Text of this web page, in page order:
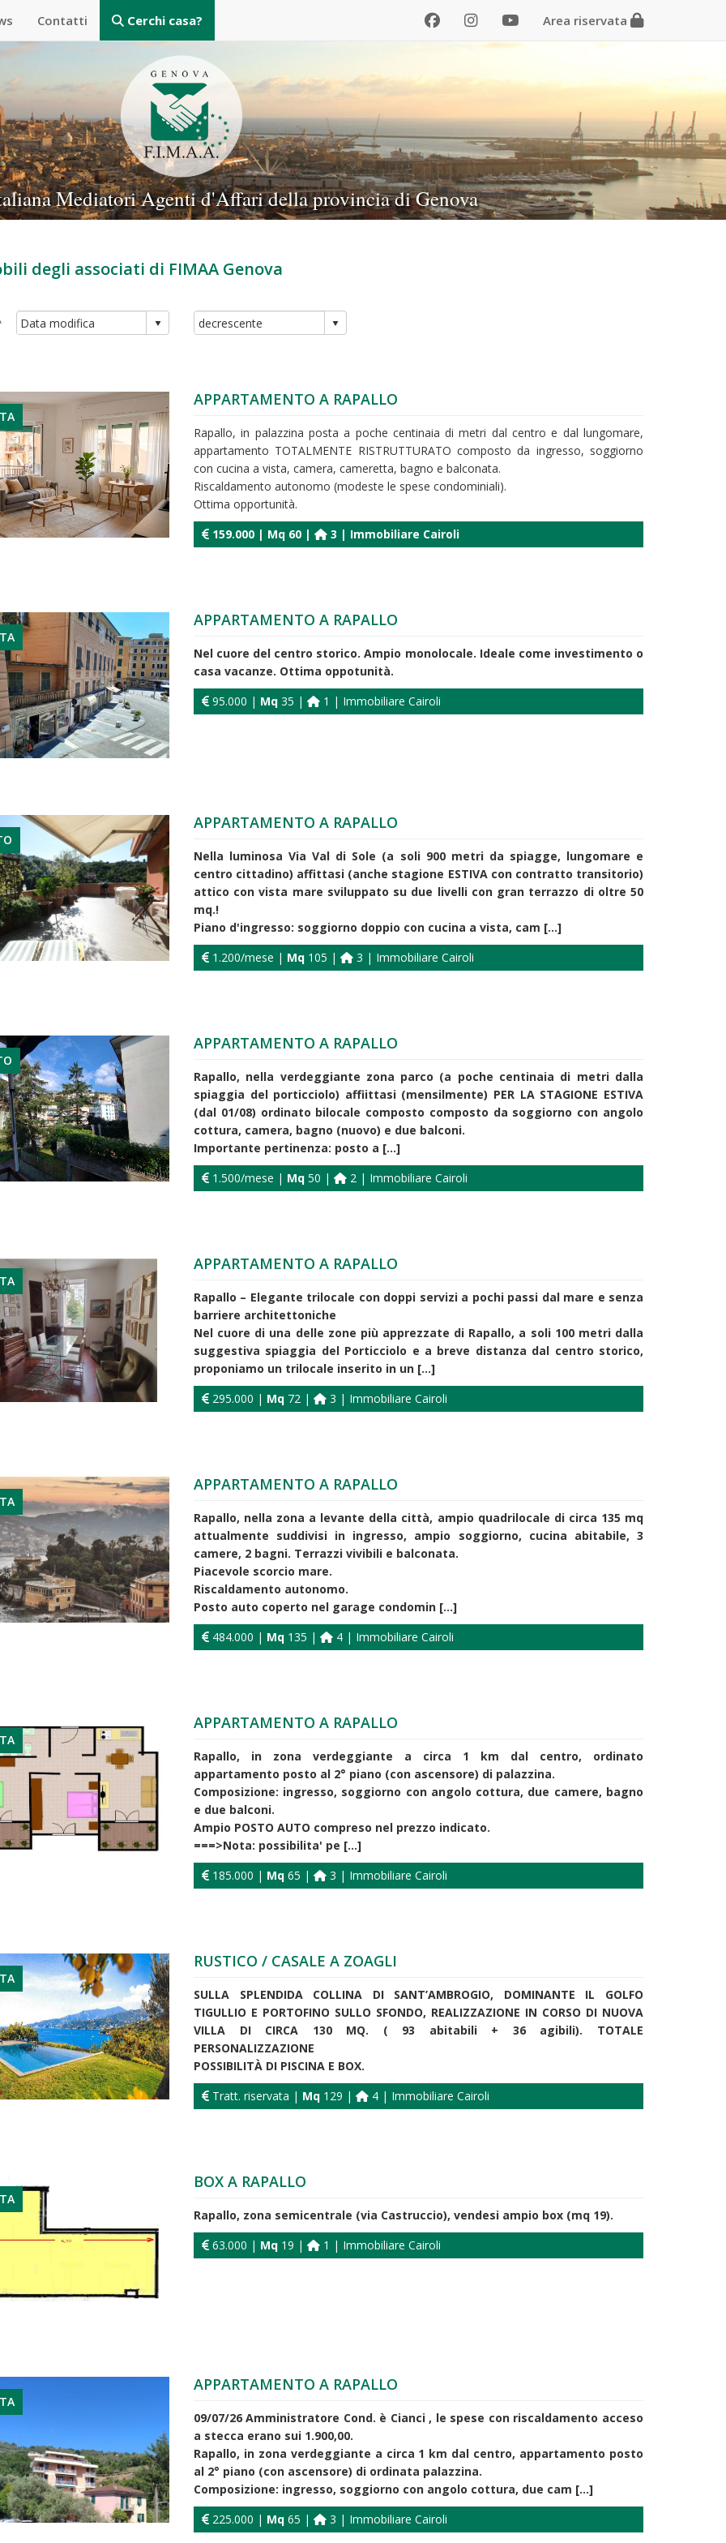
Contatti Cerchi casa? Area riservata
Mediatori Agenti d'Affari della provincia di Genova
degli associati di FIMAA Genova
APPARTAMENTO A RAPALLO
Rapallo, in palazzina posta a poche centinaia di metri dal centro e dal lungomare,
appartamento TOTALMENTE RISTRUTTURATO composto da ingresso, soggiorno
con cucina a vista, camera, cameretta, bagno e balconata.
Riscaldamento autonomo (modeste le spese condominiali).
Ottima opportunità.
159.000 | Mq60 | 3 | Immobiliare Cairoli
APPARTAMENTO A RAPALLO
Nel cuore del centro storico. Ampio monolocale. Ideale come investimento o
casa vacanze. Ottima oppotunità.
95.000 | Mq35 | 1 | Immobiliare Cairoli
APPARTAMENTO A RAPALLO
Nella luminosa Via Val di Sole (a soli 900 metri da spiagge, lungomare e
centro cittadino) affittasi (anche stagione ESTIVA con contratto transitorio)
attico con vista mare sviluppato su due livelli con gran terrazzo di oltre 50
mq.!
Piano d'ingresso: soggiorno doppio con cucina a vista, cam [...]
1.200/mese | Mq105 | 3 | Immobiliare Cairoli
APPARTAMENTO A RAPALLO
Rapallo, nella verdeggiante zona parco (a poche centinaia di metri dalla
spiaggia del porticciolo) affiittasi (mensilmente) PER LA STAGIONE ESTIVA
(dal 01/08) ordinato bilocale composto composto da soggiorno con angolo
cottura, camera, bagno (nuovo) e due balconi.
Importante pertinenza: posto a [...]
1.500/mese | Mq50 | 2 | Immobiliare Cairoli
APPARTAMENTO A RAPALLO
Rapallo – Elegante trilocale con doppi servizi a pochi passi dal mare e senza
barriere architettoniche
Nel cuore di una delle zone più apprezzate di Rapallo, a soli 100 metri dalla
suggestiva spiaggia del Porticciolo e a breve distanza dal centro storico,
proponiamo un trilocale inserito in un [...]
295.000 | Mq72 | 3 | Immobiliare Cairoli
APPARTAMENTO A RAPALLO
Rapallo, nella zona a levante della città, ampio quadrilocale di circa 135 mq
attualmente suddivisi in ingresso, ampio soggiorno, cucina abitabile, 3
camere, 2 bagni. Terrazzi vivibili e balconata.
Piacevole scorcio mare.
Riscaldamento autonomo.
Posto auto coperto nel garage condomin [...]
484.000 | Mq135 | 4 | Immobiliare Cairoli
APPARTAMENTO A RAPALLO
Rapallo, in zona verdeggiante a circa 1 km dal centro, ordinato
appartamento posto al 2° piano (con ascensore) di palazzina.
Composizione: ingresso, soggiorno con angolo cottura, due camere, bagno
e due balconi.
Ampio POSTO AUTO compreso nel prezzo indicato.
===>Nota: possibilita' pe [...]
185.000 | Mq65 | 3 | Immobiliare Cairoli
RUSTICO / CASALE A ZOAGLI
SULLA SPLENDIDA COLLINA DI SANT’AMBROGIO, DOMINANTE IL GOLFO
TIGULLIO E PORTOFINO SULLO SFONDO, REALIZZAZIONE IN CORSO DI NUOVA
VILLA DI CIRCA 130 MQ. ( 93 abitabili + 36 agibili). TOTALE
PERSONALIZZAZIONE
POSSIBILITÀ DI PISCINA E BOX.
Tratt. riservata | Mq129 | 4 | Immobiliare Cairoli
BOX A RAPALLO
Rapallo, zona semicentrale (via Castruccio), vendesi ampio box (mq 19).
63.000 | Mq19 | 1 | Immobiliare Cairoli
APPARTAMENTO A RAPALLO
09/07/26 Amministratore Cond. è Cianci , le spese con riscaldamento acceso
a stecca erano sui 1.900,00.
Rapallo, in zona verdeggiante a circa 1 km dal centro, appartamento posto
al 2° piano (con ascensore) di ordinata palazzina.
Composizione: ingresso, soggiorno con angolo cottura, due cam [...]
225.000 | Mq65 | 3 | Immobiliare Cairoli